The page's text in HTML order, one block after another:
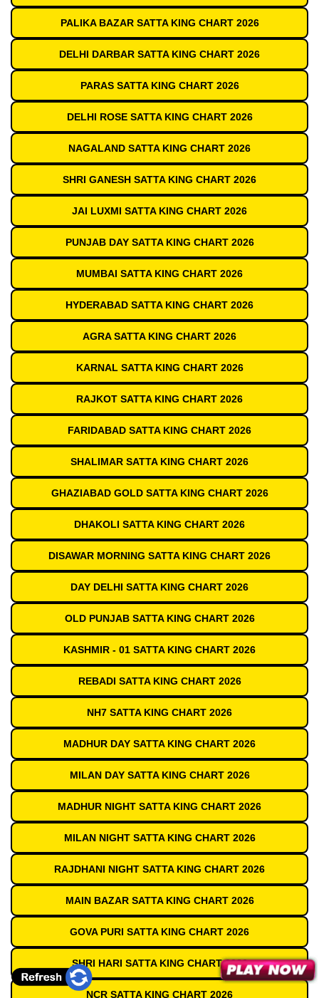
PALIKA BAZAR SATTA KING CHART 2026
DELHI DARBAR SATTA KING CHART 2026
PARAS SATTA KING CHART 2026
DELHI ROSE SATTA KING CHART 2026
NAGALAND SATTA KING CHART 2026
SHRI GANESH SATTA KING CHART 2026
JAI LUXMI SATTA KING CHART 2026
PUNJAB DAY SATTA KING CHART 2026
MUMBAI SATTA KING CHART 2026
HYDERABAD SATTA KING CHART 2026
AGRA SATTA KING CHART 2026
KARNAL SATTA KING CHART 2026
RAJKOT SATTA KING CHART 2026
FARIDABAD SATTA KING CHART 2026
SHALIMAR SATTA KING CHART 2026
GHAZIABAD GOLD SATTA KING CHART 2026
DHAKOLI SATTA KING CHART 2026
DISAWAR MORNING SATTA KING CHART 2026
DAY DELHI SATTA KING CHART 2026
OLD PUNJAB SATTA KING CHART 2026
KASHMIR - 01 SATTA KING CHART 2026
REBADI SATTA KING CHART 2026
NH7 SATTA KING CHART 2026
MADHUR DAY SATTA KING CHART 2026
MILAN DAY SATTA KING CHART 2026
MADHUR NIGHT SATTA KING CHART 2026
MILAN NIGHT SATTA KING CHART 2026
RAJDHANI NIGHT SATTA KING CHART 2026
MAIN BAZAR SATTA KING CHART 2026
GOVA PURI SATTA KING CHART 2026
SHRI HARI SATTA KING CHART 2026
NCR SATTA KING CHART 2026